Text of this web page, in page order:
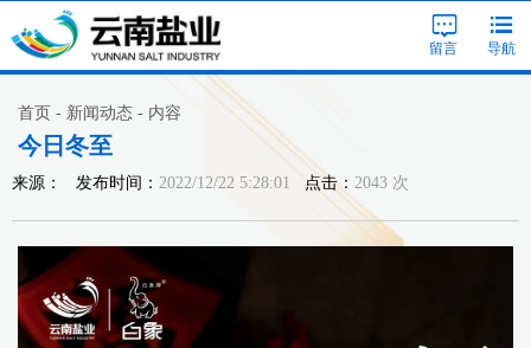
导航
留言
首页 - 新闻动态 - 内容
今日冬至
来源： 发布时间： 2022/12/22 5:28:01点击： 2043 次